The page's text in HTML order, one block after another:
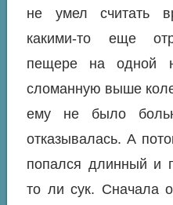
не умел считать
какими-то еще
пещере на одной
сломанную выше
ему не было
отказывалась. А
попался длинный и
то ли сук. Сначала